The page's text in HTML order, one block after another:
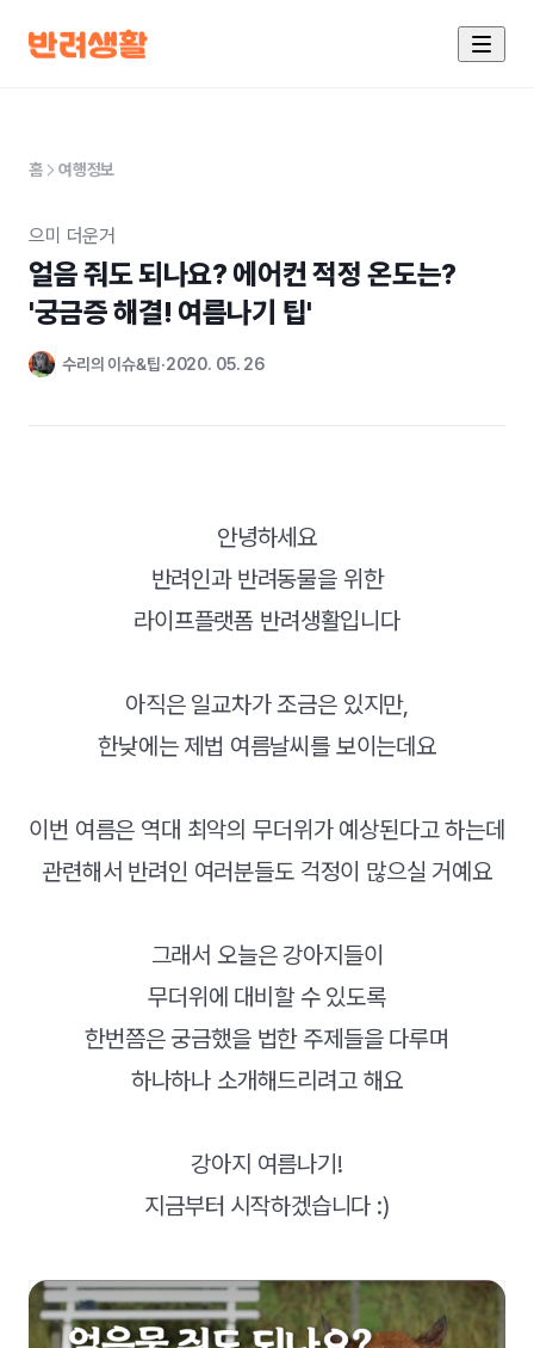
홈 여행정보
으미 더운거
얼음 줘도 되나요? 에어컨 적정 온도는?
'궁금증 해결! 여름나기 팁'
수리의 이슈&팁 2020. 05. 26
안녕하세요
반려인과 반려동물을 위한
라이프플랫폼 반려생활입니다
아직은 일교차가 조금은 있지만,
한낮에는 제법 여름날씨를 보이는데요
이번 여름은 역대 최악의 무더위가 예상된다고 하는데
관련해서 반려인 여러분들도 걱정이 많으실 거예요
그래서 오늘은 강아지들이
무더위에 대비할 수 있도록
한번쯤은 궁금했을 법한 주제들을 다루며
하나하나 소개해드리려고 해요
강아지 여름나기!
지금부터 시작하겠습니다 :)